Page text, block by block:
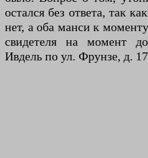
остался без ответа, так
нет, а оба манси к
свидетеля на момент
Ивдель по ул. Фрунзе, д.